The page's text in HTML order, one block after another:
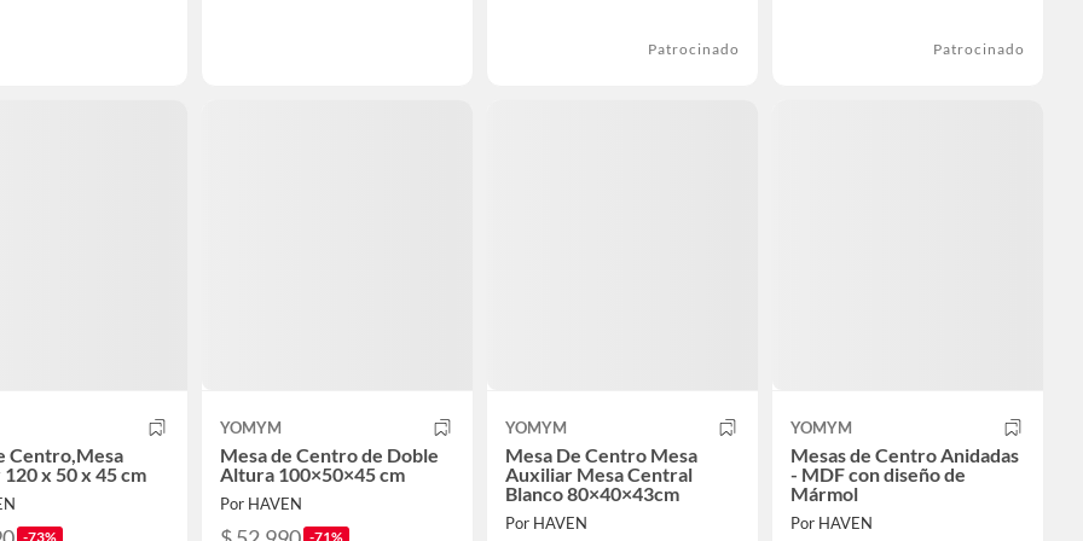
Patrocinado Patrocinado
Centro,Mesa
x 50 x 45 cm
-73%
YOMYM
Mesa de Centro de Doble
Altura 100×50×45 cm
Por HAVEN
-71%
YOMYM
Mesa De Centro Mesa
Auxiliar Mesa Central
Blanco 80×40×43cm
Por HAVEN
YOMYM
Mesas de Centro Anidadas
- MDF con diseño de
Mármol
Por HAVEN